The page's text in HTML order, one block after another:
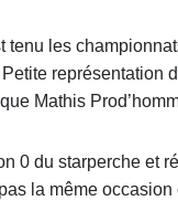
tenu les
représentation
Mathis
0 du starperche et
la même occasion